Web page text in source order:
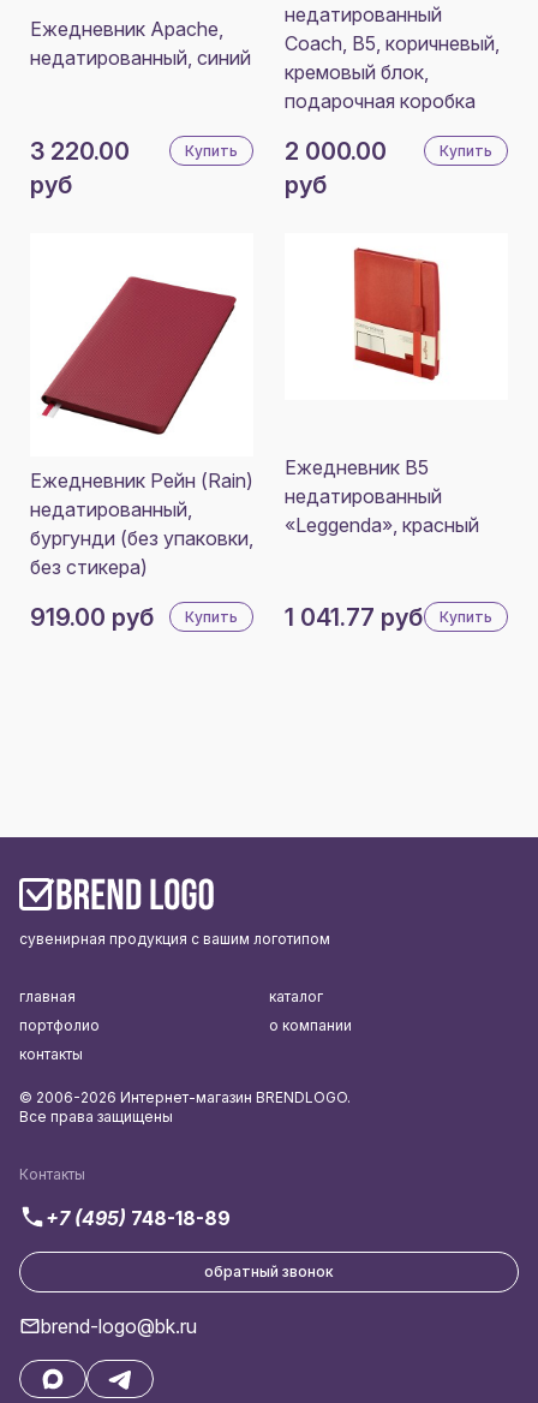
Ежедневник Apache,
недатированный, синий
3 220.00
руб
Купить
недатированный
Coach, B5, коричневый,
кремовый блок,
подарочная коробка
2 000.00
руб
Купить
Ежедневник Рейн (Rain)
недатированный,
бургунди (без упаковки,
без стикера)
919.00 руб Купить
Ежедневник В5
недатированный
«Leggenda», красный
1 041.77 руб Купить
сувенирная продукция с вашим логотипом
Контакты
+7 (495) 748-18-89
обратный звонок
brend-logo@bk.ru
главная
каталог
портфолио
о компании
контакты
© 2006-2026 Интернет-магазин BRENDLOGO.
Все права защищены